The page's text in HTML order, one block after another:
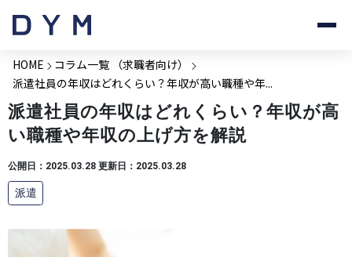
HOME
コラム一覧 （求職者向け）
派遣社員の年収はどれくらい？年収が高い職種や年...
派遣社員の年収はどれくらい？年収が高
い職種や年収の上げ方を解説
公開日：2025.03.28 更新日：2025.03.28
派遣